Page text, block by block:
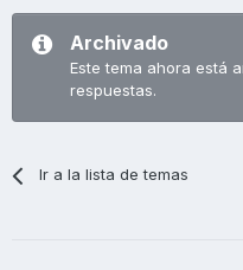
Archivado
Este tema ahora está
respuestas.
Ir a la lista de temas